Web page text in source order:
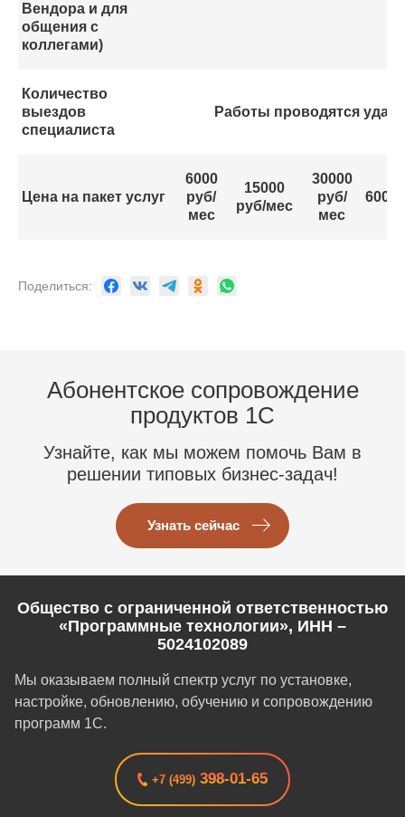
Вендора и для
общения с
коллегами)
Количество
выездов
специалиста
Работы проводятся
Цена на пакет услуг
6000
руб/
мес
15000
руб/мес
30000
руб/
мес
Поделиться:
Абонентское сопровождение
продуктов 1C
Узнайте, как мы можем помочь Вам в
решении типовых бизнес-задач!
Узнать сейчас
Общество с ограниченной ответственностью
«Программные технологии», ИНН –
5024102089
Мы оказываем полный спектр услуг по установке,
настройке, обновлению, обучению и сопровождению
программ 1С.
+7 (499) 398-01-65